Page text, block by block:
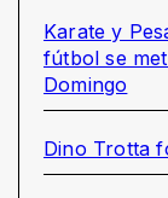
Karate y
fútbol se
Domingo
Dino Trotta